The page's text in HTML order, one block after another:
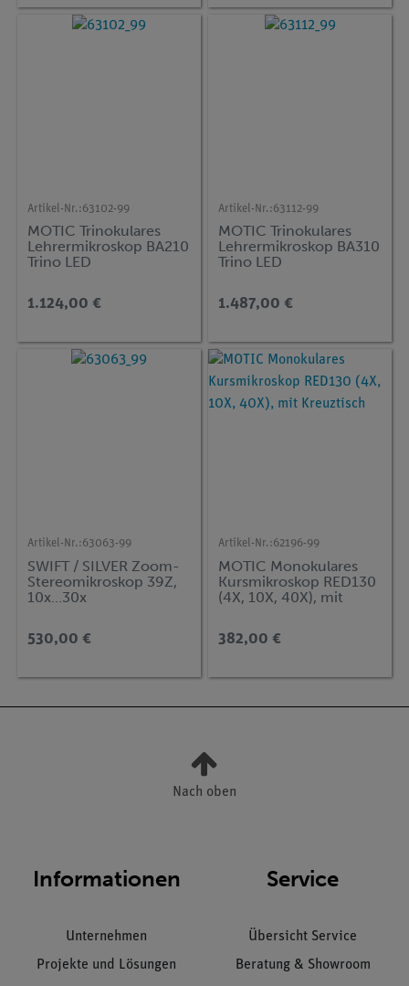
Artikel-Nr.:63102-99
MOTIC Trinokulares
Lehrermikroskop BA210
Trino LED
1.124,00 €
Artikel-Nr.:63112-99
MOTIC Trinokulares
Lehrermikroskop BA310
Trino LED
1.487,00 €
Artikel-Nr.:63063-99
SWIFT / SILVER Zoom-
Stereomikroskop 39Z,
10x...30x
530,00 €
Artikel-Nr.:62196-99
MOTIC Monokulares
Kursmikroskop RED130
(4X, 10X, 40X), mit
382,00 €
Nach oben
Informationen
Unternehmen
Projekte und Lösungen
Service
Übersicht Service
Beratung & Showroom